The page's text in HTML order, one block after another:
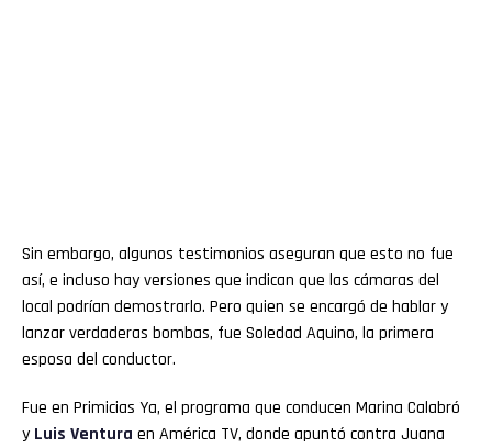
Sin embargo, algunos testimonios aseguran que esto no fue
así, e incluso hay versiones que indican que las cámaras del
local podrían demostrarlo. Pero quien se encargó de hablar y
lanzar verdaderas bombas, fue Soledad Aquino, la primera
esposa del conductor.
Fue en Primicias Ya, el programa que conducen Marina Calabró
y Luis Ventura en América TV, donde apuntó contra Juana